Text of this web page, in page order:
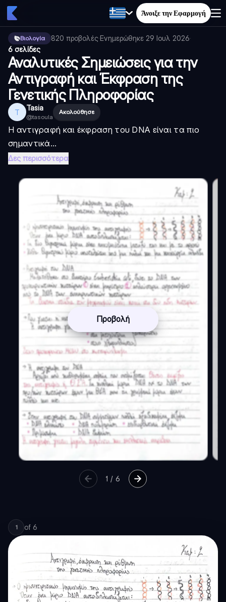
Άνοιξε την Εφαρμογή
Βιολογία 820 προβολές·Ενημερώθηκε 29 Ιουλ 2026·
6 σελίδες
Αναλυτικές Σημειώσεις για την
Αντιγραφή και Έκφραση της
Γενετικής Πληροφορίας
T Tasia
@tasoula
Ακολούθησε
Η αντιγραφή και έκφραση του DNA είναι τα πιο
σημαντικά...
Δες περισσότερα
Προβολή
1 /6
1 of 6